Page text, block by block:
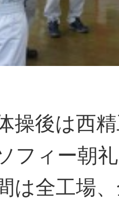
操後は西
フィー朝
は全工場